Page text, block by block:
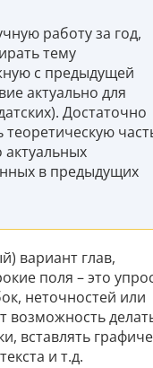
работу за год,
тему
с предыдущей
актуально для
Достаточно
актуальных
в предыдущих
вариант глав,
поля – это
неточностей или
возможность
вставлять
и т.д.